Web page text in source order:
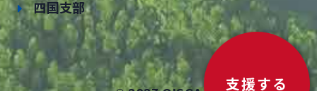
支援する
四国支部